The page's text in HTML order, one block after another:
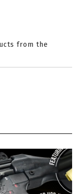
from the